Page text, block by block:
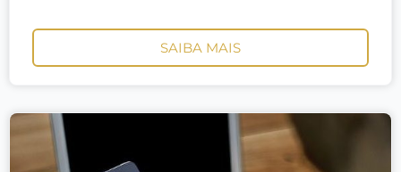
SAIBA MAIS